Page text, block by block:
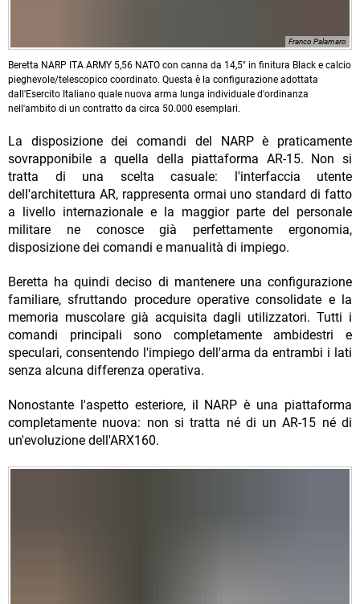
Franco Palamaro
Beretta NARP ITA ARMY 5,56 NATO con canna da 14,5" in finitura Black e calcio
pieghevole/telescopico coordinato. Questa è la configurazione adottata
dall'Esercito Italiano quale nuova arma lunga individuale d'ordinanza
nell'ambito di un contratto da circa 50.000 esemplari.
La disposizione dei comandi del NARP è praticamente
sovrapponibile a quella della piattaforma AR-15. Non si
tratta di una scelta casuale: l'interfaccia utente
dell'architettura AR, rappresenta ormai uno standard di fatto
a livello internazionale e la maggior parte del personale
militare ne conosce già perfettamente ergonomia,
disposizione dei comandi e manualità di impiego.
Beretta ha quindi deciso di mantenere una configurazione
familiare, sfruttando procedure operative consolidate e la
memoria muscolare già acquisita dagli utilizzatori. Tutti i
comandi principali sono completamente ambidestri e
speculari, consentendo l'impiego dell'arma da entrambi i lati
senza alcuna differenza operativa.
Nonostante l'aspetto esteriore, il NARP è una piattaforma
completamente nuova: non si tratta né di un AR-15 né di
un'evoluzione dell'ARX160.